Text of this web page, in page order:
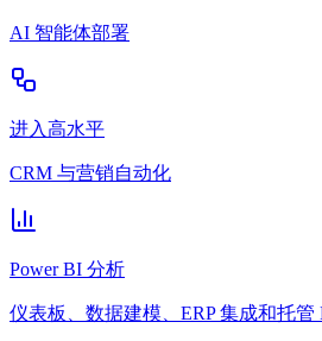
AI 智能体部署
进入高水平
CRM 与营销自动化
Power BI 分析
仪表板、数据建模、ERP 集成和托管